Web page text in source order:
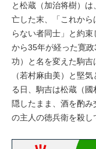
と松蔵（加治将樹）
亡した末、「これか
らない者同士」と約
から35年が経った寛
功）と名を変えた駒
（若村麻由美）と堅
る日、駒吉は松蔵（
隠したまま、酒を酌
の主人の徳兵衛を殺